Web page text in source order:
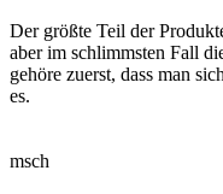
Der größte Teil der
aber im schlimmsten Fall
gehöre zuerst, dass man
es.
msch